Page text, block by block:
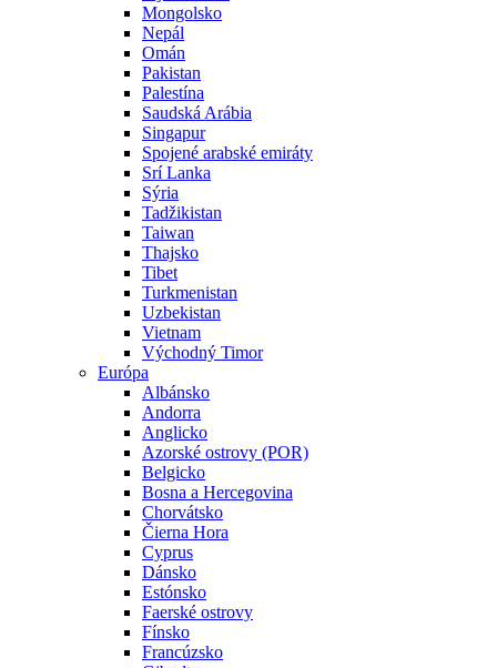
Mongolsko
Nepál
Omán
Pakistan
Palestína
Saudská Arábia
Singapur
Spojené arabské emiráty
Srí Lanka
Sýria
Tadžikistan
Taiwan
Thajsko
Tibet
Turkmenistan
Uzbekistan
Vietnam
Východný Timor
Európa
Albánsko
Andorra
Anglicko
Azorské ostrovy (POR)
Belgicko
Bosna a Hercegovina
Chorvátsko
Čierna Hora
Cyprus
Dánsko
Estónsko
Faerské ostrovy
Fínsko
Francúzsko